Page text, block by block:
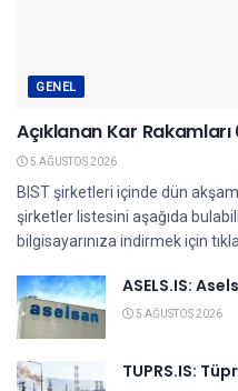
GENEL
Açıklanan Kar
5 AĞUSTOS 2026
BIST şirketleri içinde dün
şirketler listesini aşağıda
bilgisayarınıza indirmek için
ASELS.IS:
5 AĞUSTOS 2026
TUPRS.IS: